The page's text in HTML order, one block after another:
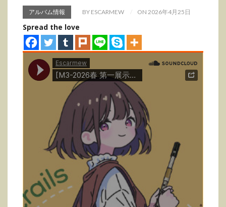
アルバム情報 BY ESCARMEW ON 2026年4月25日
Spread the love